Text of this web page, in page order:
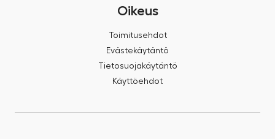
Oikeus
Toimitusehdot
Evästekäytäntö
Tietosuojakäytäntö
Käyttöehdot